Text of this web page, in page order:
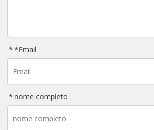
*Email
nome completo